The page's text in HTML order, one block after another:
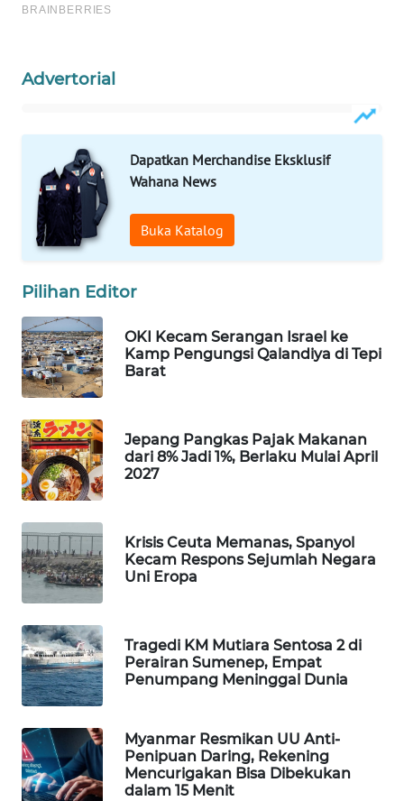
Advertorial
Dapatkan Merchandise Eksklusif
Wahana News
Buka Katalog
Pilihan Editor
OKI Kecam Serangan Israel ke
Kamp Pengungsi Qalandiya di Tepi
Barat
Jepang Pangkas Pajak Makanan
dari 8% Jadi 1%, Berlaku Mulai April
2027
Krisis Ceuta Memanas, Spanyol
Kecam Respons Sejumlah Negara
Uni Eropa
Tragedi KM Mutiara Sentosa 2 di
Perairan Sumenep, Empat
Penumpang Meninggal Dunia
Myanmar Resmikan UU Anti-
Penipuan Daring, Rekening
Mencurigakan Bisa Dibekukan
dalam 15 Menit
WAHANA
LISTRIK
WAHANA
TRAVEL
WAHANA
TV
WAHANANEWS
ID
WAHANANEWS
CO ID
WAHANANEWS
NET
WAHANA
SPORT
WAHANA
UMKM
WAHANA
WAHANA
PERSONA